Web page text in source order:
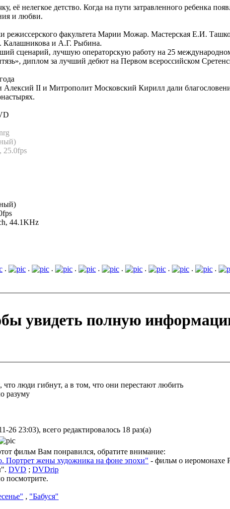
её нелегкое детство. Когда на пути затравленного ребенка
и любви.
режиссерского факультета Марии Можар. Мастерская Е.И.
Калашникова и А.Г. Рыбина.
сценарий, лучшую операторскую работу на 25
диплом за лучший дебют на Первом всероссийском
II и Митрополит Московский Кирилл дали
25.0fps
44.1KHz
. . . . . . . . . .
увидеть полную
люди гибнут, а в том, что они перестают любить
разуму
26 23:03), всего редактировалось 18 раз(а)
фильм Вам понравился, обратите внимание:
Портрет жены художника на фоне эпохи" - фильм о иеромонахе
DVD ; DVDrip
посмотрите.
, "Бабуся"